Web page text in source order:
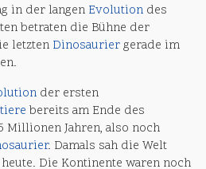
in der langen Evolution des
betraten die Bühne der
letzten Dinosauriergerade im
der ersten
bereits am Ende des
Millionen Jahren, also noch
. Damals sah die Welt
Die Kontinente waren noch